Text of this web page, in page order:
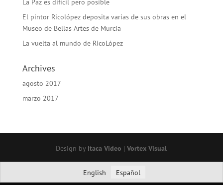
La Paz es difícil pero posible
El pintor Ricolópez deposita varias de sus obras en el
Museo de Bellas Artes de Murcia
La vuelta al mundo de RicoLópez
Archives
agosto 2017
marzo 2017
Design by Itaca Video |Vortex Visual
English Español